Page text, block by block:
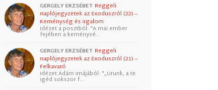
GERGELY ERZSÉBET Reggeli
naplójegyzetek az Exoduszról (22) –
Keménység és irgalom
Idézet a posztból: "A mai ember
fejében a keménysé…
GERGELY ERZSÉBET Reggeli
naplójegyzetek az Exoduszról (21) –
Felkavaró
Idézet Ádám imájából: "„Urunk, a te
igéd sokszor f…